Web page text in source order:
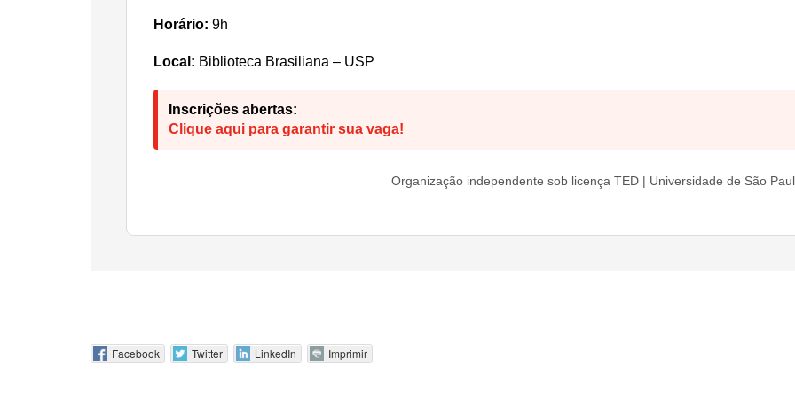
Horário: 9h
Local: Biblioteca Brasiliana – USP
Inscrições abertas:
Clique aqui para garantir sua vaga!
Organização independente sob licença TED | Universidade de São
Facebook Twitter LinkedIn Imprimir